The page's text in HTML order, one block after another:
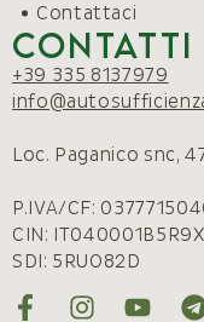
Contattaci
Contatti
+39 335 8137979
Loc. Paganico snc,
P.IVA/CF:
CIN:
SDI: 5RUO82D